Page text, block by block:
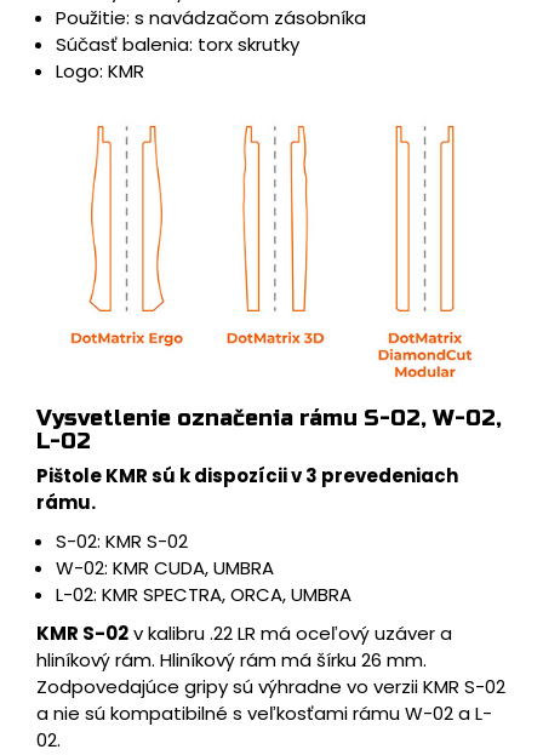
Použitie: s navádzačom zásobníka
Súčasť balenia: torx skrutky
Logo: KMR
Vysvetlenie označenia rámu S-02, W-02,
L-02
Pištole KMR sú k dispozícii v 3 prevedeniach
rámu.
S-02: KMR S-02
W-02: KMR CUDA, UMBRA
L-02: KMR SPECTRA, ORCA, UMBRA
KMR S-02v kalibru .22 LR má oceľový uzáver a
hliníkový rám. Hliníkový rám má šírku 26 mm.
Zodpovedajúce gripy sú výhradne vo verzii KMR S-02
a nie sú kompatibilné s veľkosťami rámu W-02 a L-
02.